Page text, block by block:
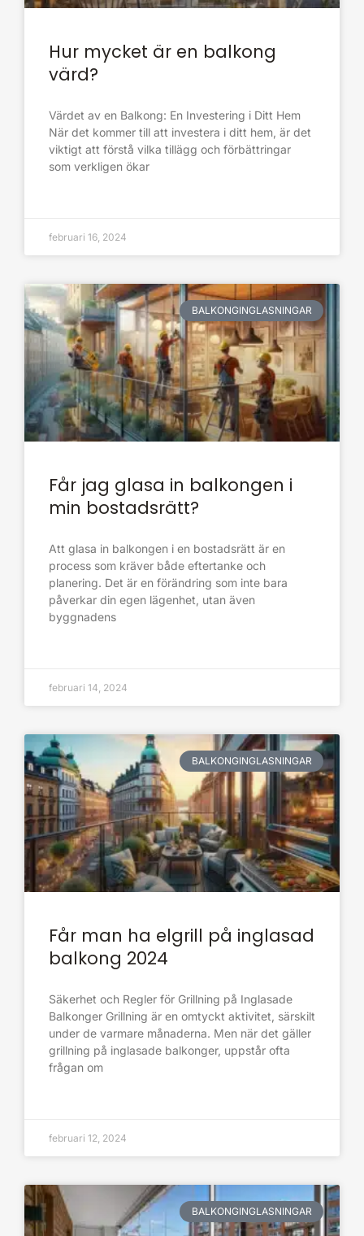
Hur mycket är en balkong
värd?
Värdet av en Balkong: En Investering i Ditt Hem
När det kommer till att investera i ditt hem, är det
viktigt att förstå vilka tillägg och förbättringar
som verkligen ökar
februari 16, 2024
BALKONGINGLASNINGAR
Får jag glasa in balkongen i
min bostadsrätt?
Att glasa in balkongen i en bostadsrätt är en
process som kräver både eftertanke och
planering. Det är en förändring som inte bara
påverkar din egen lägenhet, utan även
byggnadens
februari 14, 2024
BALKONGINGLASNINGAR
Får man ha elgrill på inglasad
balkong 2024
Säkerhet och Regler för Grillning på Inglasade
Balkonger Grillning är en omtyckt aktivitet, särskilt
under de varmare månaderna. Men när det gäller
grillning på inglasade balkonger, uppstår ofta
frågan om
februari 12, 2024
BALKONGINGLASNINGAR